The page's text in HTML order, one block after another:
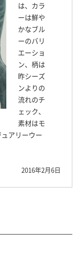
は、カラ
ーは鮮や
かなブル
ーのバリ
エーショ
ン、柄は
昨シーズ
ンよりの
流れのチ
ェック、
素材はモ
アリーウー
2016年2月6日